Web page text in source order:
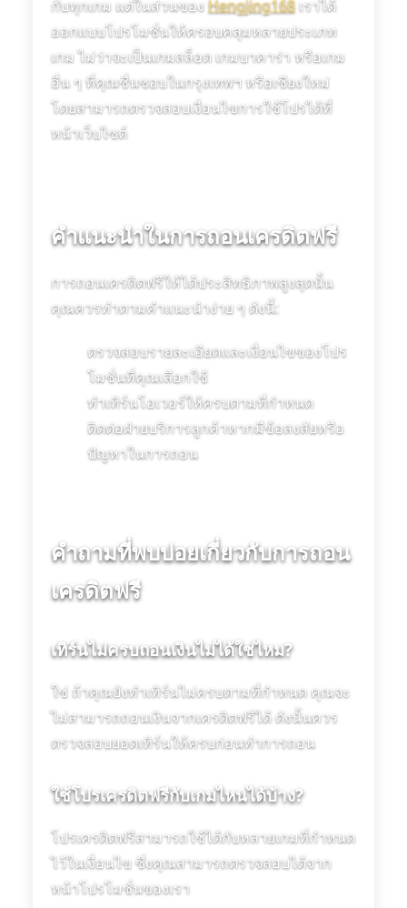
กับทุกเกม แต่ในส่วนของ Hengjing168เราได้
ออกแบบโปรโมชั่นให้ครอบคลุมหลายประเภท
เกม ไม่ว่าจะเป็นเกมสล็อต เกมบาคาร่า หรือเกม
อื่น ๆ ที่คุณชื่นชอบในกรุงเทพฯ หรือเชียงใหม่
โดยสามารถตรวจสอบเงื่อนไขการใช้โปรได้ที่
หน้าเว็บไซต์
คำแนะนำในการถอนเครดิตฟรี
การถอนเครดิตฟรีให้ได้ประสิทธิภาพสูงสุดนั้น
คุณควรทำตามคำแนะนำง่าย ๆ ดังนี้:
ตรวจสอบรายละเอียดและเงื่อนไขของโปร
โมชั่นที่คุณเลือกใช้
ทำเทิร์นโอเวอร์ให้ครบตามที่กำหนด
ติดต่อฝ่ายบริการลูกค้าหากมีข้อสงสัยหรือ
ปัญหาในการถอน
คำถามที่พบบ่อยเกี่ยวกับการถอน
เครดิตฟรี
เทิร์นไม่ครบถอนเงินไม่ได้ใช่ไหม?
ใช่ ถ้าคุณยังทำเทิร์นไม่ครบตามที่กำหนด คุณจะ
ไม่สามารถถอนเงินจากเครดิตฟรีได้ ดังนั้นควร
ตรวจสอบยอดเทิร์นให้ครบก่อนทำการถอน
ใช้โปรเครดิตฟรีกับเกมไหนได้บ้าง?
โปรเครดิตฟรีสามารถใช้ได้กับหลายเกมที่กำหนด
ไว้ในเงื่อนไข ซึ่งคุณสามารถตรวจสอบได้จาก
หน้าโปรโมชั่นของเรา